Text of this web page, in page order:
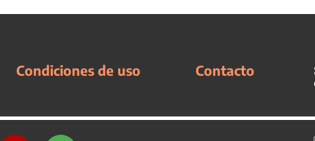
Condiciones de uso Contacto